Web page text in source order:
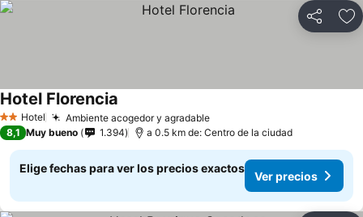
Compartir
2 Estrellas
Hotel Ambiente acogedor y agradableVer precios
Hotel Florencia
8,1 Muy bueno 1.394 a 0.5 km de: Centro de la ciudad
Elige fechas para ver los precios exactos
Ver precios